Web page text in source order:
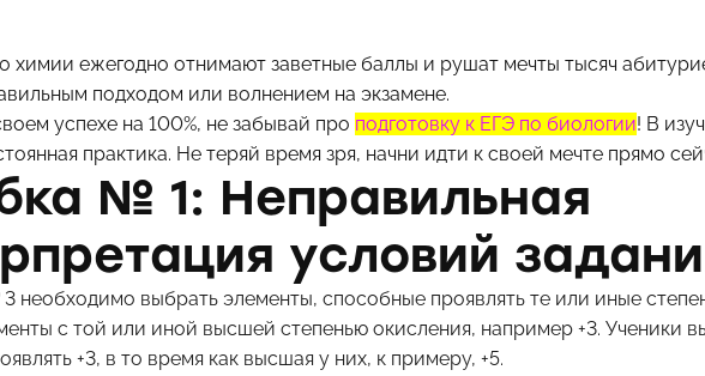
ежегодно отнимают заветные баллы и рушат мечты тысяч
подходом или волнением на экзамене.
успехе на 100%, не забывай про подготовку к ЕГЭ по биологии! В
практика. Не теряй время зря, начни идти к своей мечте прямо
№ 1: Неправильная
условий
необходимо выбрать элементы, способные проявлять те или иные
с той или иной высшей степенью окисления, например +3. Ученики
+3, в то время как высшая у них, к примеру, +5.